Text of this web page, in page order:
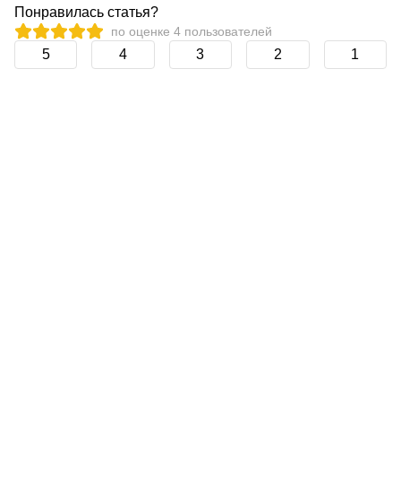
Понравилась статья?
по оценке 4 пользователей
5 4 3 2 1